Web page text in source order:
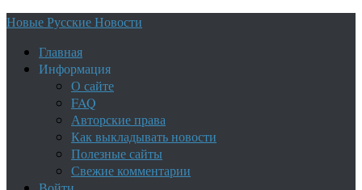
Новые Русские Новости
Главная
Информация
О сайте
FAQ
Авторские права
Как выкладывать новости
Полезные сайты
Свежие комментарии